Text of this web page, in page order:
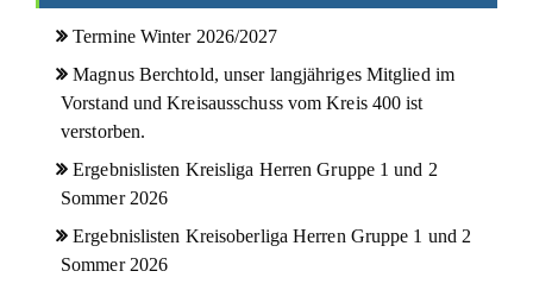
Termine Winter 2026/2027
Magnus Berchtold, unser langjähriges Mitglied im
Vorstand und Kreisausschuss vom Kreis 400 ist
verstorben.
Ergebnislisten Kreisliga Herren Gruppe 1 und 2
Sommer 2026
Ergebnislisten Kreisoberliga Herren Gruppe 1 und 2
Sommer 2026